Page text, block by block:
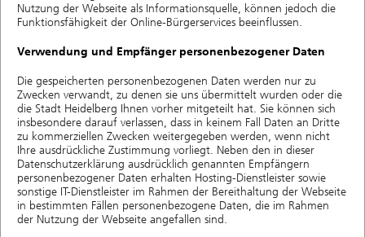
Nutzung der Webseite als Informationsquelle, können jedoch die
Funktionsfähigkeit der Online-Bürgerservices beeinflussen.
Verwendung und Empfänger personenbezogener Daten
Die gespeicherten personenbezogenen Daten werden nur zu
Zwecken verwandt, zu denen sie uns übermittelt wurden oder die
die Stadt Heidelberg Ihnen vorher mitgeteilt hat. Sie können sich
insbesondere darauf verlassen, dass in keinem Fall Daten an Dritte
zu kommerziellen Zwecken weitergegeben werden, wenn nicht
Ihre ausdrückliche Zustimmung vorliegt. Neben den in dieser
Datenschutzerklärung ausdrücklich genannten Empfängern
personenbezogener Daten erhalten Hosting-Dienstleister sowie
sonstige IT-Dienstleister im Rahmen der Bereithaltung der Webseite
in bestimmten Fällen personenbezogene Daten, die im Rahmen
der Nutzung der Webseite angefallen sind.